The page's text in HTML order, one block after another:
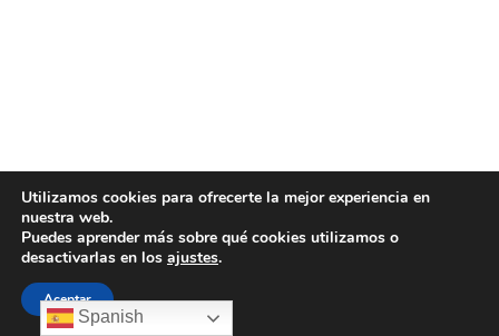
Spanish
Utilizamos cookies para ofrecerte la mejor experiencia en
nuestra web.
Puedes aprender más sobre qué cookies utilizamos o
desactivarlas en los ajustes.
Aceptar